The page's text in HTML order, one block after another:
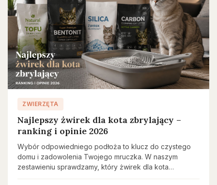
ZWIERZĘTA
Najlepszy żwirek dla kota zbrylający –
ranking i opinie 2026
Wybór odpowiedniego podłoża to klucz do czystego
domu i zadowolenia Twojego mruczka. W naszym
zestawieniu sprawdzamy, który żwirek dla kota…